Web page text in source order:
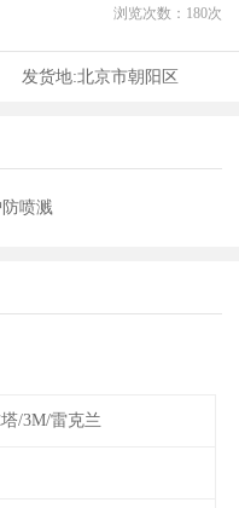
浏览次数： 180次
发货地:北京市朝阳区
喷溅
/3M/雷克兰